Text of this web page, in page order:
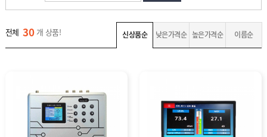
전체 30 개 상품! 신상품순 낮은가격순 높은가격순 이름순
장
고
센